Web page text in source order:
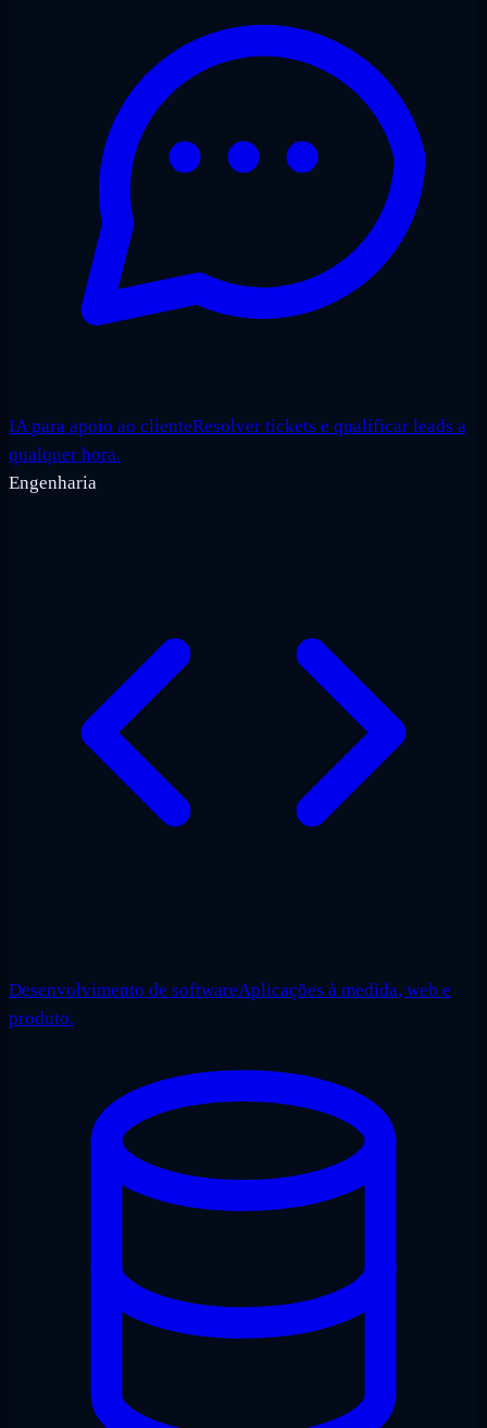
IA para apoio ao clienteResolver tickets e qualificar leads a
qualquer hora.
Engenharia
Desenvolvimento de softwareAplicações à medida, web e
produto.